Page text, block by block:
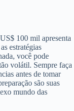
100 mil apresenta
estratégias
você pode
volátil. Sempre faça
antes de tomar
são suas
mundo das